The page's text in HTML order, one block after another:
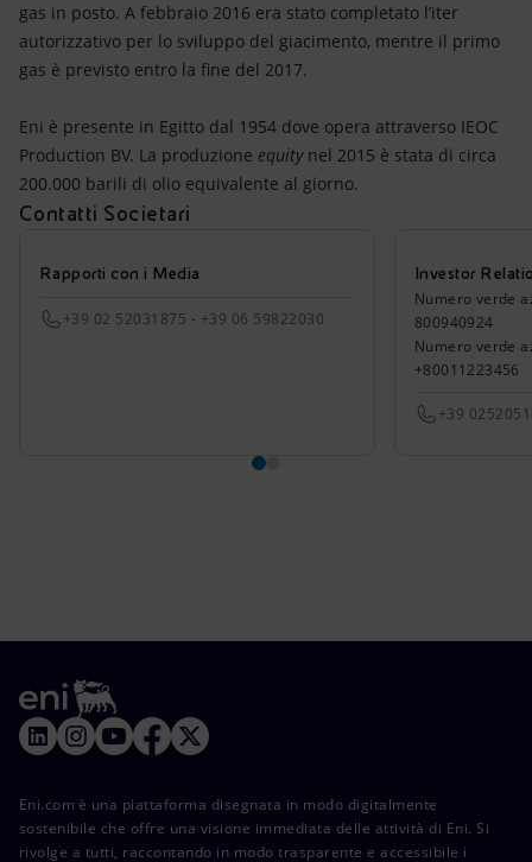
gas in posto. A febbraio 2016 era stato completato l’iter
autorizzativo per lo sviluppo del giacimento, mentre il primo
gas è previsto entro la fine del 2017.
Eni è presente in Egitto dal 1954 dove opera attraverso IEOC
Production BV. La produzione equitynel 2015 è stata di circa
200.000 barili di olio equivalente al giorno.
Contatti Societari
Rapporti con i Media
+39 02 52031875 - +39 06 59822030
Investor
Numero verde
800940924
Numero verde
+80011223456
+39
Eni.com è una piattaforma disegnata in modo digitalmente
sostenibile che offre una visione immediata delle attività di Eni. Si
rivolge a tutti, raccontando in modo trasparente e accessibile i